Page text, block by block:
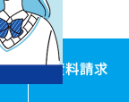
学・個別相
体験入
だからこそ